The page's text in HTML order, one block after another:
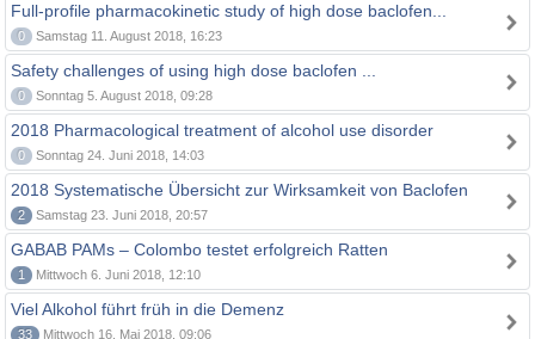
Full-profile pharmacokinetic study of high dose baclofen...
0 Samstag 11. August 2018, 16:23
Safety challenges of using high dose baclofen ...
0 Sonntag 5. August 2018, 09:28
2018 Pharmacological treatment of alcohol use disorder
0 Sonntag 24. Juni 2018, 14:03
2018 Systematische Übersicht zur Wirksamkeit von Baclofen
2 Samstag 23. Juni 2018, 20:57
GABAB PAMs – Colombo testet erfolgreich Ratten
1 Mittwoch 6. Juni 2018, 12:10
Viel Alkohol führt früh in die Demenz
33 Mittwoch 16. Mai 2018, 09:06